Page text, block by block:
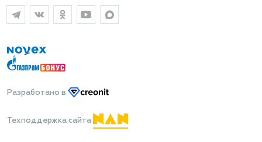
Разработано в
Техподдержка сайта